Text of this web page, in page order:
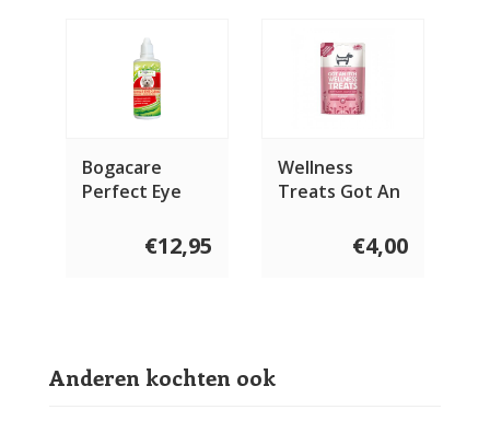
Bogacare
Perfect Eye
€12,95
Wellness
Treats Got An
€4,00
Anderen kochten ook